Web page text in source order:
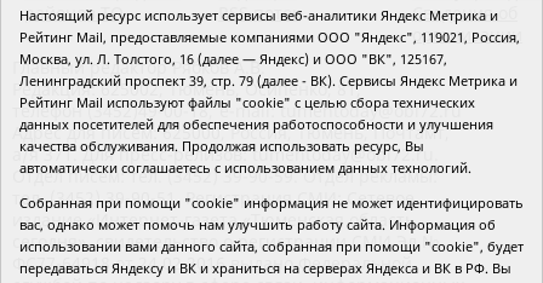
районов ТО
RSS поток
Сведения об
организации
Главный редактор Рябков А.В.
Редакция: 625002, Тюмень, Осипенко, 81,
телефон (3452)49-00-18, e-mail: tumentoday@obl72.ru
Адрес для писем: 625000, Россия, Тюмень, Почтамт,
а/я 371. Для пресс-релизов: tumentoday@obl72.ru.
Отдел писем: тел. (3452) 39-90-59. Отдел рекламы:
тел. (3452) 39-90-51. Регистрация СМИ: Сетевое
издание «Интернет-газета «Тюменская область
сегодня», свидетельство о регистрации СМИ Эл №
ФС77-64918 от 24.02.2016 выдано Федеральной
Настоящий ресурс использует сервисы веб-аналитики Яндекс Метрика и
Рейтинг Mail, предоставляемые компаниями ООО "Яндекс", 119021, Россия,
Москва, ул. Л. Толстого, 16 (далее — Яндекс) и ООО "ВК", 125167,
Ленинградский проспект 39, стр. 79 (далее - ВК). Сервисы Яндекс Метрика и
Рейтинг Mail используют файлы "cookie" с целью сбора технических
данных посетителей для обеспечения работоспособности и улучшения
качества обслуживания. Продолжая использовать ресурс, Вы
автоматически соглашаетесь с использованием данных технологий.
Собранная при помощи "cookie" информация не может идентифицировать
вас, однако может помочь нам улучшить работу сайта. Информация об
использовании вами данного сайта, собранная при помощи "cookie", будет
передаваться Яндексу и ВК и храниться на серверах Яндекса и ВК в РФ. Вы